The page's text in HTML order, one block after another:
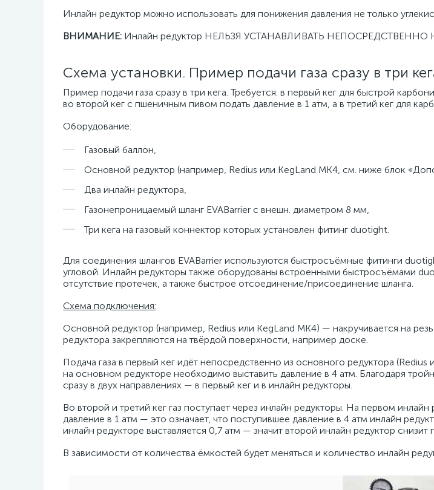
Инлайн редуктор можно использовать для понижения давления не только
ВНИМАНИЕ: Инлайн редуктор НЕЛЬЗЯ УСТАНАВЛИВАТЬ
Схема установки. Пример подачи газа сразу в три
Пример подачи газа сразу в три кега. Требуется: в первый кег для быстрой
во второй кег с пшеничным пивом подать давление в 1 атм, а в третий кег для
Оборудование:
Газовый баллон,
Основной редуктор (например, Redius или KegLand MK4, см. ниже блок
Два инлайн редуктора,
Газонепроницаемый шланг EVABarrier с внешн. диаметром 8 мм,
Три кега на газовый коннектор которых установлен фитинг duotight.
Для соединения шлангов EVABarrier используются быстросъёмные фитинги
угловой. Инлайн редукторы также оборудованы встроенными быстросъёмами
отсутствие протечек, а также быстрое отсоединение/присоединение шланга.
Схема подключения:
Основной редуктор (например, Redius или KegLand MK4) — накручивается на
редуктора закрепляются на твёрдой поверхности, например доске.
Подача газа в первый кег идёт непосредственно из основного редуктора (Redius
на основном редукторе необходимо выставить давление в 4 атм. Благодаря
сразу в двух направлениях — в первый кег и в инлайн редукторы.
Во второй и третий кег газ поступает через инлайн редукторы. На первом
давление в 1 атм — это означает, что поступившее давление в 4 атм инлайн
инлайн редукторе выставляется 0,7 атм — значит второй инлайн редуктор
В зависимости от количества ёмкостей будет меняться и количество инлайн